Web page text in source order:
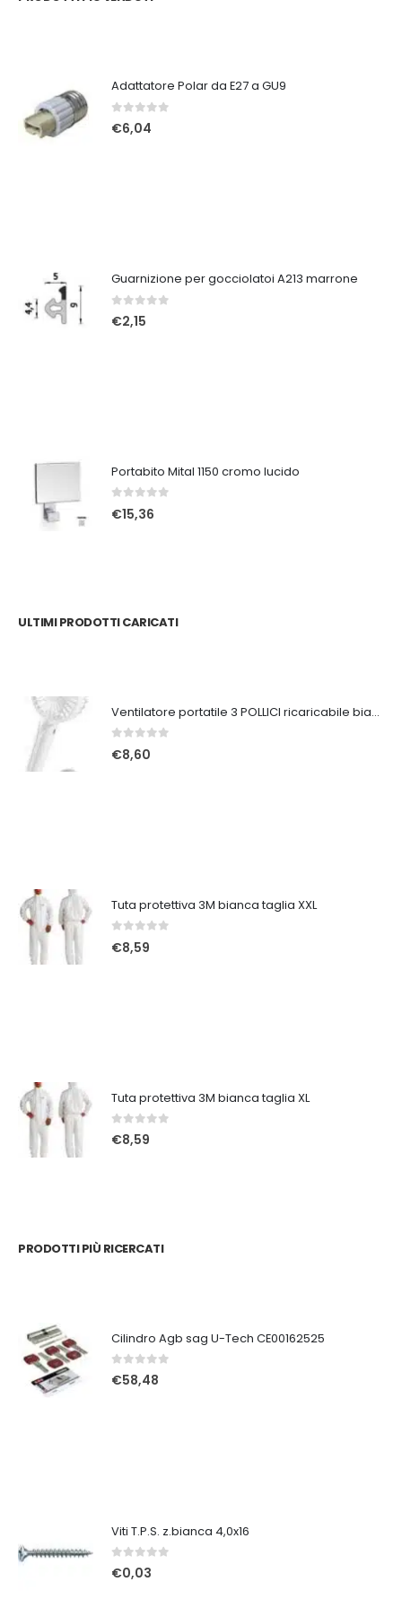
Adattatore Polar da E27 a GU9
0Su 5
€6,04
Guarnizione per gocciolatoi A213 marrone
Su 5
€2,15
Portabito Mital 1150 cromo lucido
Su 5
€15,36
ULTIMI PRODOTTI CARICATI
Ventilatore portatile 3 POLLICI ricaricabile bianco
Su 5
€8,60
Tuta protettiva 3M bianca taglia XXL
Su 5
€8,59
Tuta protettiva 3M bianca taglia XL
0Su 5
€8,59
PRODOTTI PIÙ RICERCATI
Cilindro Agb sag U-Tech CE00162525
0Su 5
€58,48
Viti T.P.S. z.bianca 4,0x16
0Su 5
€0,03